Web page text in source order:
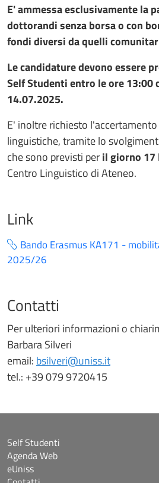
E' ammessa esclusivamente la
dottorandi senza borsa o con
fondi diversi da quelli
Le candidature devono essere
Self Studenti entro le ore 13:00
14.07.2025.
E' inoltre richiesto
linguistiche, tramite lo
che sono previsti peril giorno
Centro Linguistico di Ateneo.
Link
Bando Erasmus KA171 -
2025/26
Contatti
Per ulteriori informazioni o
Barbara Silveri
email: bsilveri@uniss.it
tel.: +39 079 9720415
Self Studenti
Agenda Web
eUniss